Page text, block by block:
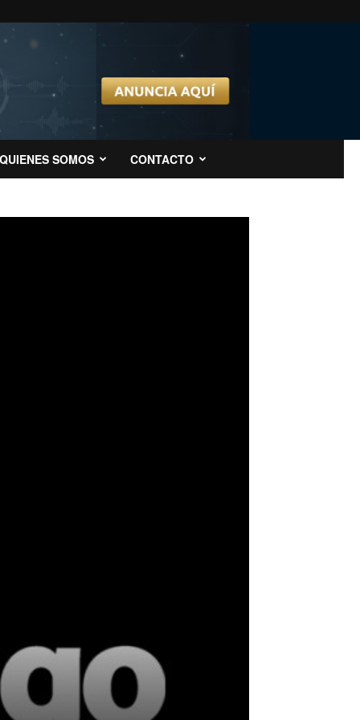
QUIENES SOMOS CONTACTO